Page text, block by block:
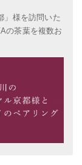
」様を訪問いた
の茶葉を複数お